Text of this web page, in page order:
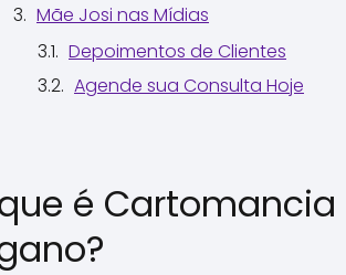
Mãe Josi nas Mídias
Depoimentos de Clientes
Agende sua Consulta Hoje
é Cartomancia